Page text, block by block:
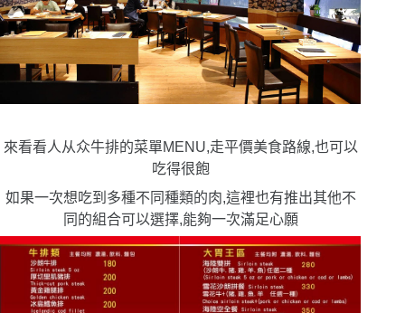
來看看人从众牛排的菜單MENU,走平價美食路線,也可以
吃得很飽
如果一次想吃到多種不同種類的肉,這裡也有推出其他不
同的組合可以選擇,能夠一次滿足心願